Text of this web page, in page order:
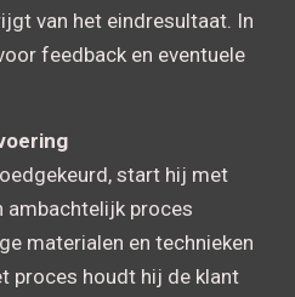
van het eindresultaat. In
feedback en eventuele
start hij met
ambachtelijk proces
materialen en technieken
proces houdt hij de klant